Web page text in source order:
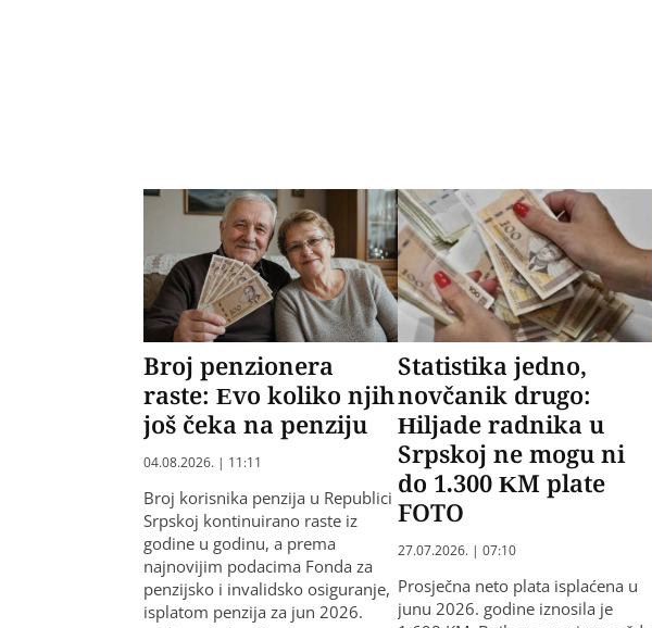
Broj penzionera
raste: Evo koliko njih
još čeka na penziju
04.08.2026. | 11:11
Broj korisnika penzija u Republici
Srpskoj kontinuirano raste iz
godine u godinu, a prema
najnovijim podacima Fonda za
penzijsko i invalidsko osiguranje,
isplatom penzija za jun 2026.
Statistika jedno,
novčanik drugo:
Hiljade radnika u
Srpskoj ne mogu ni
do 1.300 KM plate
FOTO
27.07.2026. | 07:10
Prosječna neto plata isplaćena u
junu 2026. godine iznosila je